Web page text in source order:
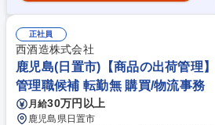
正社員
西酒造株式会社
鹿児島(日置市)【商品の出荷管理
管理職候補 転勤無 購買/物流事務
月給30万円以上
鹿児島県日置市